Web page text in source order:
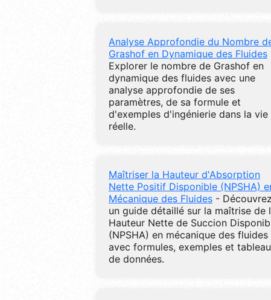
Analyse Approfondie du Nombre
Grashof en Dynamique des Fluides
Explorer le nombre de Grashof en
dynamique des fluides avec une
analyse approfondie de ses
paramètres, de sa formule et
d'exemples d'ingénierie dans la vie
réelle.
Maîtriser la Hauteur d'Absorption
Nette Positif Disponible (NPSHA)
Mécanique des Fluides - Découvrez
un guide détaillé sur la maîtrise de
Hauteur Nette de Succion
(NPSHA) en mécanique des fluides
avec formules, exemples et
de données.